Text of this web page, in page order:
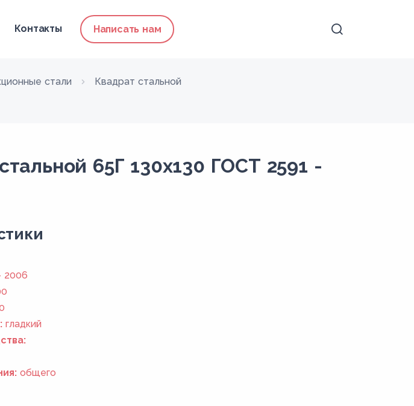
Контакты Написать нам
стали
Квадрат стальной
65Г 130x130 ГОСТ 2591 -
2006
гладкий
общего